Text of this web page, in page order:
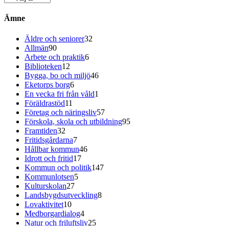
Ämne
Äldre och seniorer32
Allmän90
Arbete och praktik6
Biblioteken12
Bygga, bo och miljö46
Eketorps borg6
En vecka fri från våld1
Föräldrastöd11
Företag och näringsliv57
Förskola, skola och utbildning95
Framtiden32
Fritidsgårdarna7
Hållbar kommun46
Idrott och fritid17
Kommun och politik147
Kommunlotsen5
Kulturskolan27
Landsbygdsutveckling8
Lovaktivitet10
Medborgardialog4
Natur och friluftsliv25